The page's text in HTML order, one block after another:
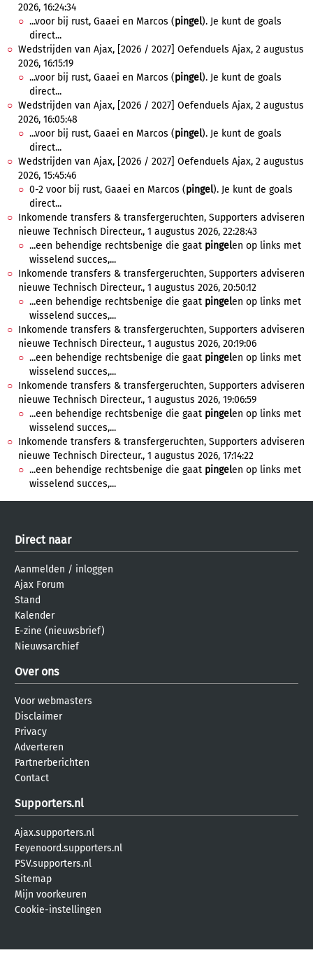
2026, 16:24:34
...voor bij rust, Gaaei en Marcos (pingel). Je kunt de goals
direct...
Wedstrijden van Ajax, [2026 / 2027] Oefenduels Ajax, 2 augustus
2026, 16:15:19
...voor bij rust, Gaaei en Marcos (pingel). Je kunt de goals
direct...
Wedstrijden van Ajax, [2026 / 2027] Oefenduels Ajax, 2 augustus
2026, 16:05:48
...voor bij rust, Gaaei en Marcos (pingel). Je kunt de goals
direct...
Wedstrijden van Ajax, [2026 / 2027] Oefenduels Ajax, 2 augustus
2026, 15:45:46
0-2 voor bij rust, Gaaei en Marcos (pingel). Je kunt de goals
direct...
Inkomende transfers & transfergeruchten, Supporters adviseren
nieuwe Technisch Directeur., 1 augustus 2026, 22:28:43
...een behendige rechtsbenige die gaat pingelen op links met
wisselend succes,...
Inkomende transfers & transfergeruchten, Supporters adviseren
nieuwe Technisch Directeur., 1 augustus 2026, 20:50:12
...een behendige rechtsbenige die gaat pingelen op links met
wisselend succes,...
Inkomende transfers & transfergeruchten, Supporters adviseren
nieuwe Technisch Directeur., 1 augustus 2026, 20:19:06
...een behendige rechtsbenige die gaat pingelen op links met
wisselend succes,...
Inkomende transfers & transfergeruchten, Supporters adviseren
nieuwe Technisch Directeur., 1 augustus 2026, 19:06:59
...een behendige rechtsbenige die gaat pingelen op links met
wisselend succes,...
Inkomende transfers & transfergeruchten, Supporters adviseren
nieuwe Technisch Directeur., 1 augustus 2026, 17:14:22
...een behendige rechtsbenige die gaat pingelen op links met
wisselend succes,...
Direct naar
Aanmelden / inloggen
Ajax Forum
Stand
Kalender
E-zine (nieuwsbrief)
Nieuwsarchief
Over ons
Voor webmasters
Disclaimer
Privacy
Adverteren
Partnerberichten
Contact
Supporters.nl
Ajax.supporters.nl
Feyenoord.supporters.nl
PSV.supporters.nl
Sitemap
Mijn voorkeuren
Cookie-instellingen